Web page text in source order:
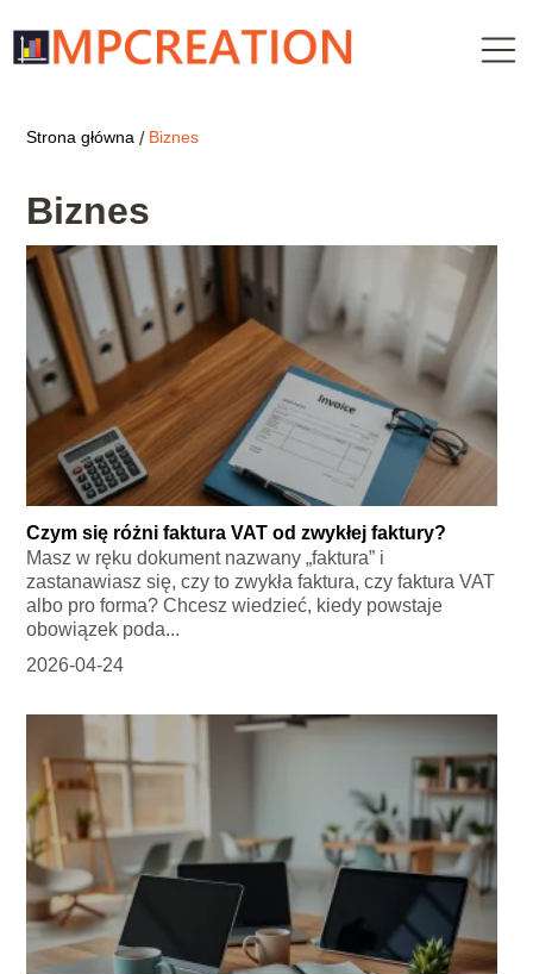
Strona główna / Biznes
Biznes
Czym się różni faktura VAT od zwykłej faktury?
Masz w ręku dokument nazwany „faktura” i
zastanawiasz się, czy to zwykła faktura, czy faktura VAT
albo pro forma? Chcesz wiedzieć, kiedy powstaje
obowiązek poda...
2026-04-24